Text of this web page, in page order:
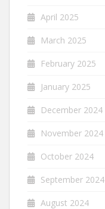
April 2025
March 2025
February 2025
January 2025
December 2024
November 2024
October 2024
September 2024
August 2024